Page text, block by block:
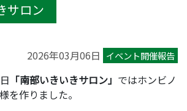
サロン
2026年03月06日 イベント開催報告
「南部いきいきサロン」 ではホンビノ
を作りました。